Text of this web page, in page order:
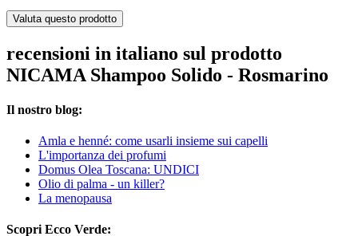
Valuta questo prodotto
recensioni in italiano sul prodotto
NICAMA Shampoo Solido - Rosmarino
Il nostro blog:
Amla e henné: come usarli insieme sui capelli
L'importanza dei profumi
Domus Olea Toscana: UNDICI
Olio di palma - un killer?
La menopausa
Scopri Ecco Verde: